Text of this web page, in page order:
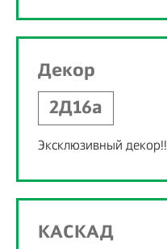
Декор
2Д16а
Эксклюзивный декор!!
КАСКАД